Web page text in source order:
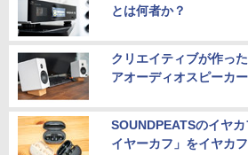
とは何者か？
クリエイティブが作っ
アオーディオスピーカ
SOUNDPEATSのイヤ
イヤーカフ」をイヤカ